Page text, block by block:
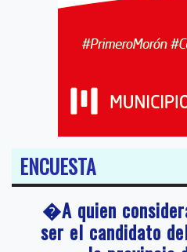
ENCUESTA
�A quien
ser el candidato